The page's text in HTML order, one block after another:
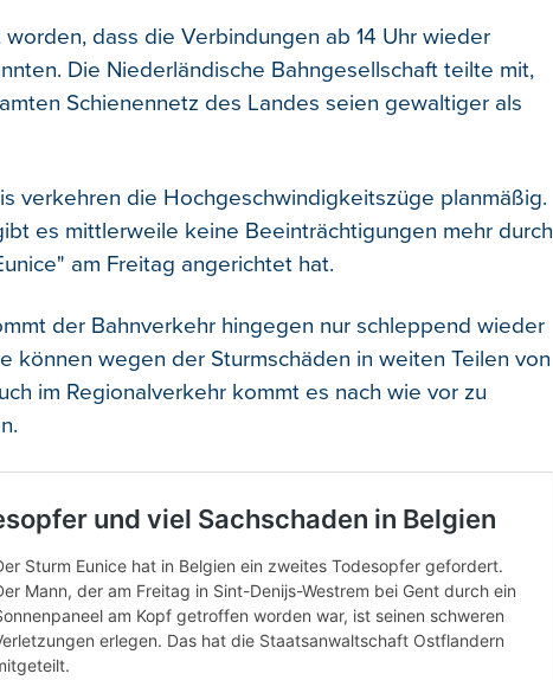
dass die Verbindungen ab 14 Uhr wieder
Die Niederländische Bahngesellschaft teilte mit,
Schienennetz des Landes seien gewaltiger als
verkehren die Hochgeschwindigkeitszüge planmäßig.
es mittlerweile keine Beeinträchtigungen mehr durch
am Freitag angerichtet hat.
der Bahnverkehr hingegen nur schleppend wieder
können wegen der Sturmschäden in weiten Teilen von
im Regionalverkehr kommt es nach wie vor zu